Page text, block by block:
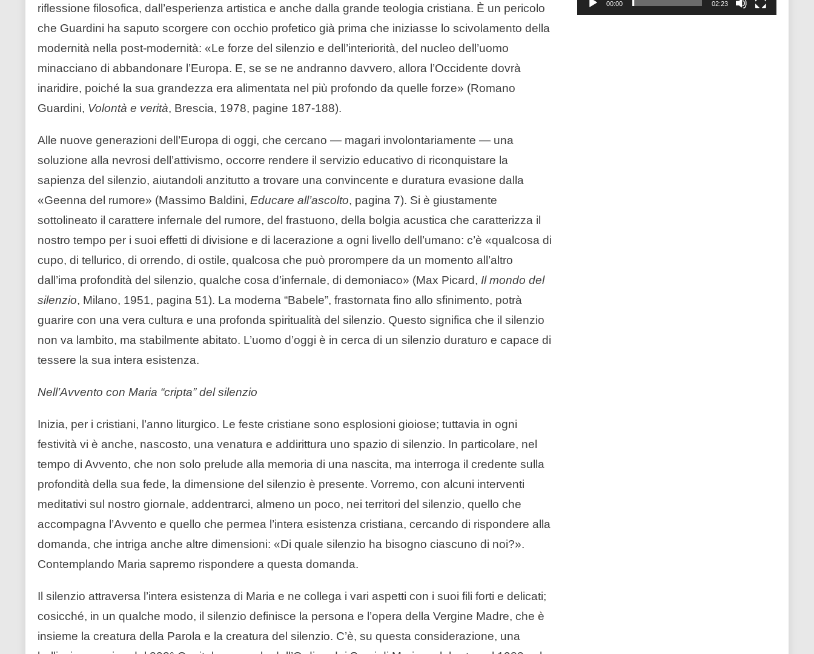
riflessione filosofica, dall’esperienza artistica e anche dalla grande teologia cristiana. È un pericolo
che Guardini ha saputo scorgere con occhio profetico già prima che iniziasse lo scivolamento della
modernità nella post-modernità: «Le forze del silenzio e dell’interiorità, del nucleo dell’uomo
minacciano di abbandonare l’Europa. E, se se ne andranno davvero, allora l’Occidente dovrà
inaridire, poiché la sua grandezza era alimentata nel più profondo da quelle forze» (Romano
Guardini, Volontà e verità, Brescia, 1978, pagine 187-188).
Alle nuove generazioni dell’Europa di oggi, che cercano — magari involontariamente — una
soluzione alla nevrosi dell’attivismo, occorre rendere il servizio educativo di riconquistare la
sapienza del silenzio, aiutandoli anzitutto a trovare una convincente e duratura evasione dalla
«Geenna del rumore» (Massimo Baldini, Educare all’ascolto, pagina 7). Si è giustamente
sottolineato il carattere infernale del rumore, del frastuono, della bolgia acustica che caratterizza il
nostro tempo per i suoi effetti di divisione e di lacerazione a ogni livello dell’umano: c’è «qualcosa di
cupo, di tellurico, di orrendo, di ostile, qualcosa che può prorompere da un momento all’altro
dall’ima profondità del silenzio, qualche cosa d’infernale, di demoniaco» (Max Picard, Il mondo del
silenzio, Milano, 1951, pagina 51). La moderna “Babele”, frastornata fino allo sfinimento, potrà
guarire con una vera cultura e una profonda spiritualità del silenzio. Questo significa che il silenzio
non va lambito, ma stabilmente abitato. L’uomo d’oggi è in cerca di un silenzio duraturo e capace di
tessere la sua intera esistenza.
Nell’Avvento con Maria “cripta” del silenzio
Inizia, per i cristiani, l’anno liturgico. Le feste cristiane sono esplosioni gioiose; tuttavia in ogni
festività vi è anche, nascosto, una venatura e addirittura uno spazio di silenzio. In particolare, nel
tempo di Avvento, che non solo prelude alla memoria di una nascita, ma interroga il credente sulla
profondità della sua fede, la dimensione del silenzio è presente. Vorremo, con alcuni interventi
meditativi sul nostro giornale, addentrarci, almeno un poco, nei territori del silenzio, quello che
accompagna l’Avvento e quello che permea l’intera esistenza cristiana, cercando di rispondere alla
domanda, che intriga anche altre dimensioni: «Di quale silenzio ha bisogno ciascuno di noi?».
Contemplando Maria sapremo rispondere a questa domanda.
Il silenzio attraversa l’intera esistenza di Maria e ne collega i vari aspetti con i suoi fili forti e delicati;
cosicché, in un qualche modo, il silenzio definisce la persona e l’opera della Vergine Madre, che è
insieme la creatura della Parola e la creatura del silenzio. C’è, su questa considerazione, una
00:00 02:23